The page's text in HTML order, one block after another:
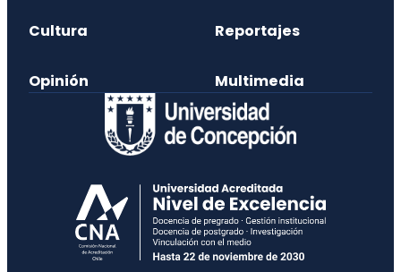
Cultura Reportajes
Opinión Multimedia